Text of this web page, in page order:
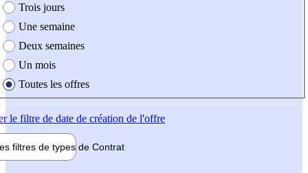
Trois jours
Une semaine
Deux semaines
Un mois
Toutes les offres
le filtre de date de création de l'offre
filtres de types de Contrat